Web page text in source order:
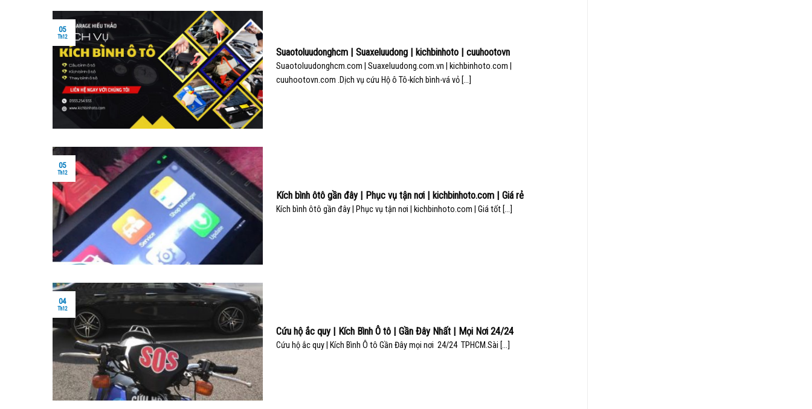
Suaotoluudonghcm | Suaxeluudong | kichbinhoto | cuuhootovn
Suaotoluudonghcm.com | Suaxeluudong.com.vn | kichbinhoto.com |
cuuhootovn.com .Dịch vụ cứu Hộ ô Tô-kích bình-vá vỏ [...]
05
Th12
Kích bình ôtô gần đây | Phục vụ tận nơi | kichbinhoto.com | Giá rẻ
Kích bình ôtô gần đây | Phục vụ tận nơi | kichbinhoto.com | Giá tốt [...]
05
Th12
Cứu hộ ắc quy | Kích Bình Ô tô | Gần Đây Nhất | Mọi Nơi 24/24
Cứu hộ ắc quy | Kích Bình Ô tô Gần Đây mọi nơi 24/24 TPHCM.Sài [...]
04
Th12